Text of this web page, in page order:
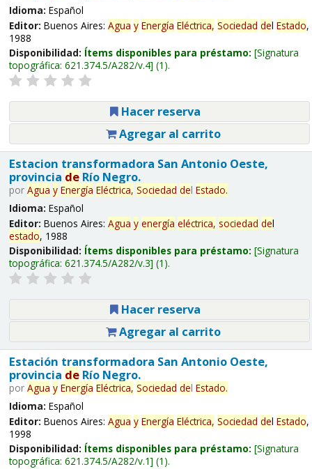
Idioma: Español
Editor: Buenos Aires: Agua y Energía Eléctrica, Sociedad del Estado,
1988
Disponibilidad: Ítems disponibles para préstamo: Signatura
topográfica: 621.374.5/A282/v.4 (1).
Hacer reserva
Agregar al carrito
Estacion transformadora San Antonio Oeste,
provincia deRío Negro.
por Agua y Energía Eléctrica, Sociedad del Estado.
Idioma: Español
Editor: Buenos Aires: Agua y energía eléctrica, sociedad del
estado, 1988
Disponibilidad: Ítems disponibles para préstamo: Signatura
topográfica: 621.374.5/A282/v.3 (1).
Hacer reserva
Agregar al carrito
Estación transformadora San Antonio Oeste,
provincia deRío Negro.
por Agua y Energía Eléctrica, Sociedad del Estado.
Idioma: Español
Editor: Buenos Aires: Agua y Energía Eléctrica, Sociedad del Estado,
1998
Disponibilidad: Ítems disponibles para préstamo: Signatura
topográfica: 621.374.5/A282/v.1 (1).